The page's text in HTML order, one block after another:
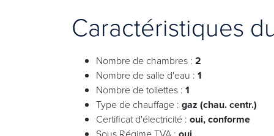
Caractéristiques
Nombre de chambres : 2
Nombre de salle d'eau : 1
Nombre de toilettes : 1
Type de chauffage : gaz (chau. centr.)
Certificat d'électricité : oui, conforme